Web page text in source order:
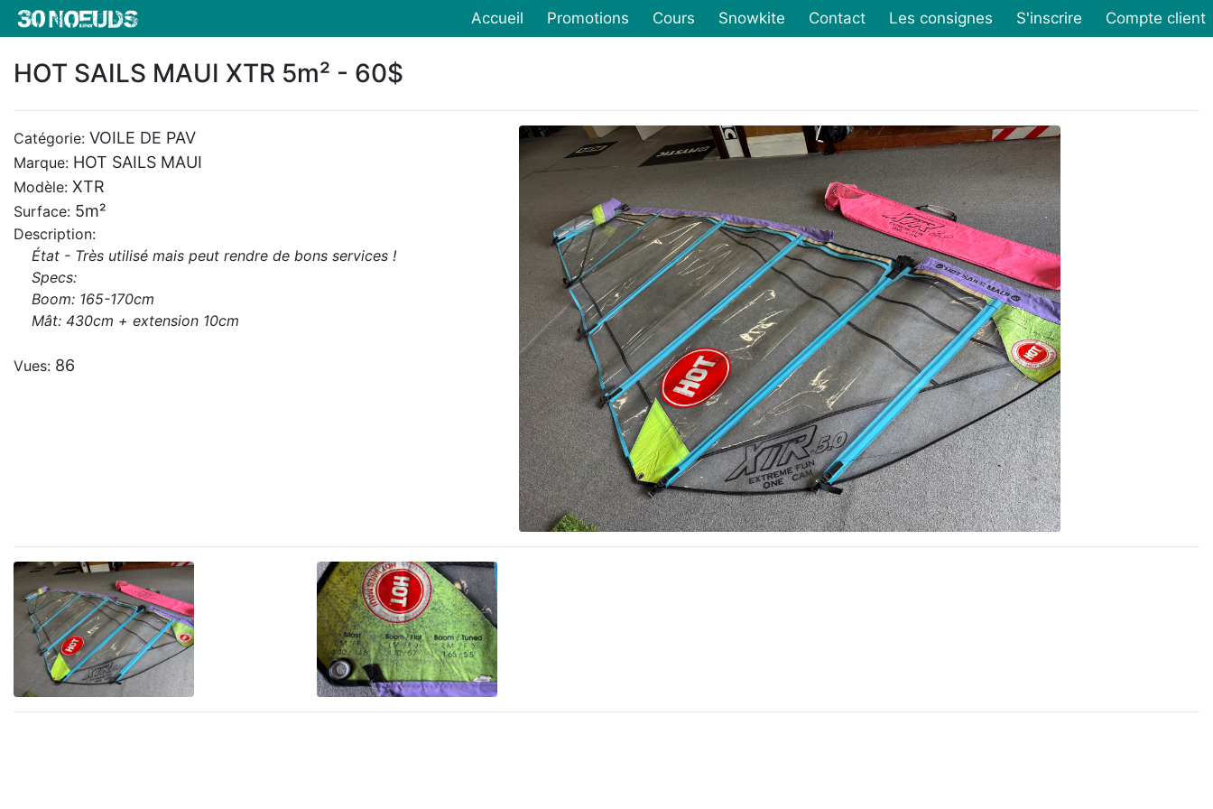
Accueil Promotions Cours Snowkite Contact Les consignes S'inscrire Compte client
HOT SAILS MAUI XTR 5m² - 60$
Catégorie: VOILE DE PAV
Marque: HOT SAILS MAUI
Modèle: XTR
Surface: 5m²
Description:
État - Très utilisé mais peut rendre de bons services !
Specs:
Boom: 165-170cm
Mât: 430cm + extension 10cm
Vues: 86